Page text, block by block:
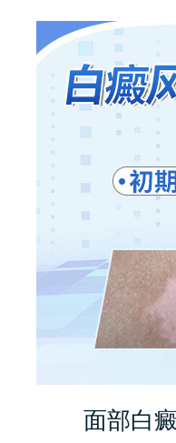
面部白癜